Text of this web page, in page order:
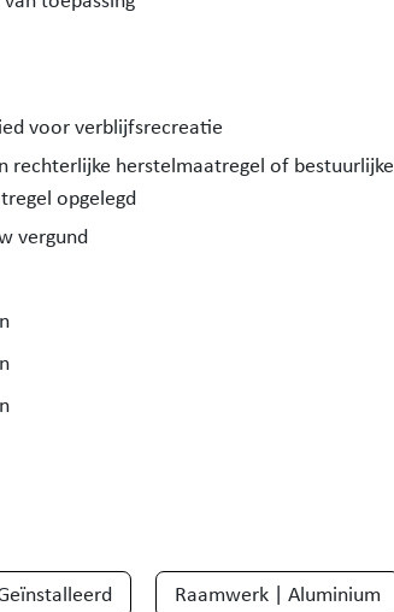
voor verblijfsrecreatie
rechterlijke herstelmaatregel of bestuurlijke
opgelegd
vergund
Raamwerk | Aluminium